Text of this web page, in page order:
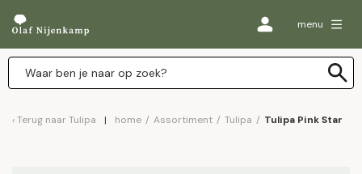
menu
Terug naar Tulipa home / Assortiment / Tulipa / Tulipa Pink Star